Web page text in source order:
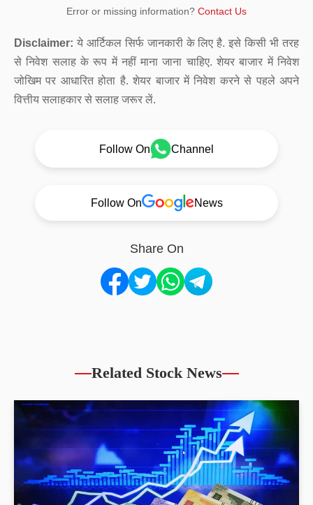
Error or missing information? Contact Us
Disclaimer: ये आर्टिकल सिर्फ जानकारी के लिए है. इसे किसी भी तरह
से निवेश सलाह के रूप में नहीं माना जाना चाहिए. शेयर बाजार में निवेश
जोखिम पर आधारित होता है. शेयर बाजार में निवेश करने से पहले अपने
वित्तीय सलाहकार से सलाह जरूर लें.
Follow On Channel
Follow On News
Share On
Related Stock News